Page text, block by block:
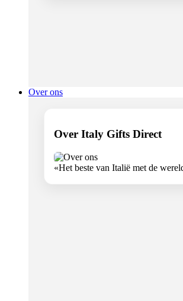
Over ons
Over Italy Gifts Direct
«Het beste van Italië met de